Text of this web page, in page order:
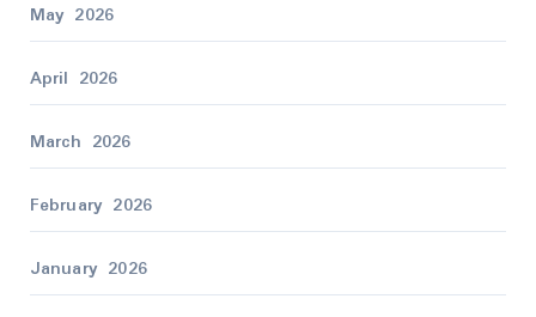
May 2026
April 2026
March 2026
February 2026
January 2026